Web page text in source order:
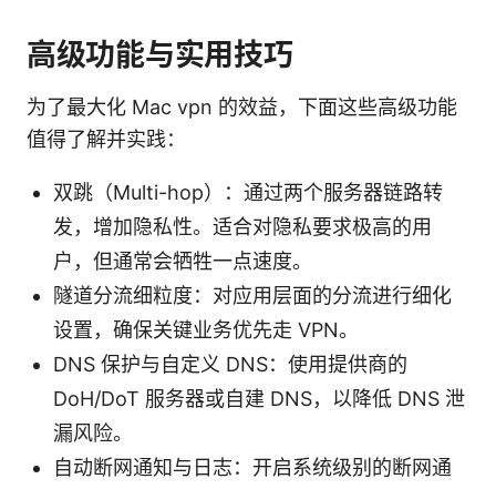
高级功能与实用技巧
为了最大化 Mac vpn 的效益，下面这些高级功能
值得了解并实践：
双跳（Multi-hop）：通过两个服务器链路转
发，增加隐私性。适合对隐私要求极高的用
户，但通常会牺牲一点速度。
隧道分流细粒度：对应用层面的分流进行细化
设置，确保关键业务优先走 VPN。
DNS 保护与自定义 DNS：使用提供商的
DoH/DoT 服务器或自建 DNS，以降低 DNS 泄
漏风险。
自动断网通知与日志：开启系统级别的断网通